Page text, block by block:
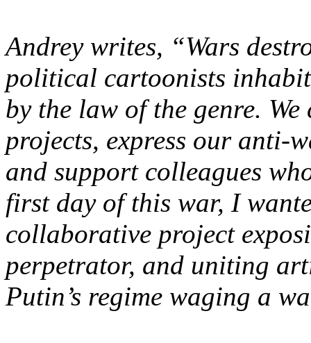
Andrey writes, “Wars
political cartoonists
by the law of the genre.
projects, express our anti-
and support colleagues
first day of this war, I
collaborative project
perpetrator, and uniting
Putin’s regime waging a